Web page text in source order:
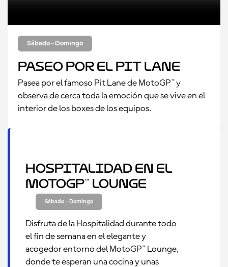
Sábado - Domingo
Paseo por el Pit Lane
Pasea por el famoso Pit Lane de MotoGP™ y
observa de cerca toda la emoción que se vive en el
interior de los boxes de los equipos.
Hospitalidad en el
MotoGP™ Lounge
Sábado - Domingo
Disfruta de la Hospitalidad durante todo
el fin de semana en el elegante y
acogedor entorno del MotoGP™ Lounge,
donde te esperan una cocina y unas